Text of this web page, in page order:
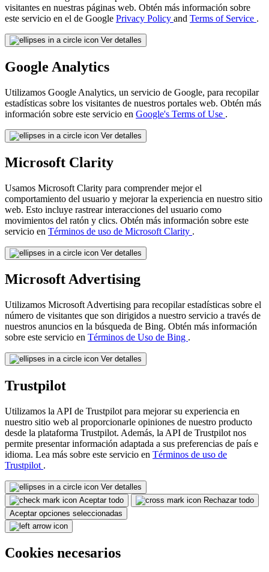
visitantes en nuestras páginas web. Obtén más información sobre
este servicio en el de Google Privacy Policy and Terms of Service .
Ver detalles
Google Analytics
Utilizamos Google Analytics, un servicio de Google, para recopilar
estadísticas sobre los visitantes de nuestros portales web. Obtén más
información sobre este servicio en Google's Terms of Use .
Ver detalles
Microsoft Clarity
Usamos Microsoft Clarity para comprender mejor el
comportamiento del usuario y mejorar la experiencia en nuestro sitio
web. Esto incluye rastrear interacciones del usuario como
movimientos del ratón y clics. Obtén más información sobre este
servicio en Términos de uso de Microsoft Clarity .
Ver detalles
Microsoft Advertising
Utilizamos Microsoft Advertising para recopilar estadísticas sobre el
número de visitantes que son dirigidos a nuestro servicio a través de
nuestros anuncios en la búsqueda de Bing. Obtén más información
sobre este servicio en Términos de Uso de Bing .
Ver detalles
Trustpilot
Utilizamos la API de Trustpilot para mejorar su experiencia en
nuestro sitio web al proporcionarle opiniones de nuestro producto
desde la plataforma Trustpilot. Además, la API de Trustpilot nos
permite presentar información adaptada a sus preferencias de país e
idioma. Lea más sobre este servicio en Términos de uso de
Trustpilot .
Ver detalles
Aceptar todo
Rechazar todo
Aceptar opciones seleccionadas
Cookies necesarios